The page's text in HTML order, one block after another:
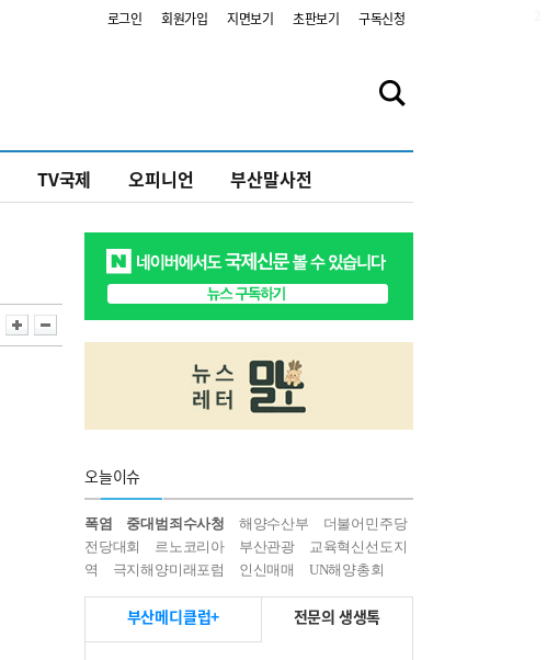
로그인 회원가입 지면보기 초판보기 구독신청
TV국제 오피니언 부산말사전
오늘이슈
폭염 중대범죄수사청 해양수산부
더불어민주당
전당대회
르노코리아 부산관광
교육혁신선도지
역
극지해양미래포럼 인신매매 UN해양총회
부산메디클럽+ 전문의 생생톡